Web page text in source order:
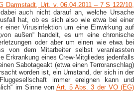
Darmstadt, Urt. v. 06.04.2011 – 7 S 122/10,
auch nicht darauf an, welche Ursache
hat, ob es sich also wie etwa bei einer
einer Virusinfektion um eine Einwirkung auf
außen“ handelt, es um eine chronische
oder aber um einen wie etwa bei
von dem Mitarbeiter selbst veranlassten
Erkrankung eines Crew-​Mitgliedes jedenfalls
Sabotageakt (etwa einen Terroranschlag)
worden ist, ein Umstand, der sich in der
immer ereignen kann und
im Sinne von Art. 5 Abs. 3 der VO (EG)